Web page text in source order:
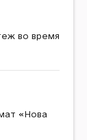
во время
«Нова